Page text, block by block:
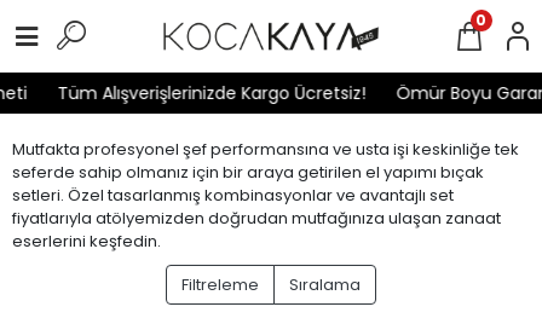
Kargo Ücretsiz! Ömür Boyu Garanti Yılda
0
Mutfakta profesyonel şef performansına ve usta işi keskinliğe tek
seferde sahip olmanız için bir araya getirilen el yapımı bıçak
setleri. Özel tasarlanmış kombinasyonlar ve avantajlı set
fiyatlarıyla atölyemizden doğrudan mutfağınıza ulaşan zanaat
eserlerini keşfedin.
Filtreleme
Sıralama